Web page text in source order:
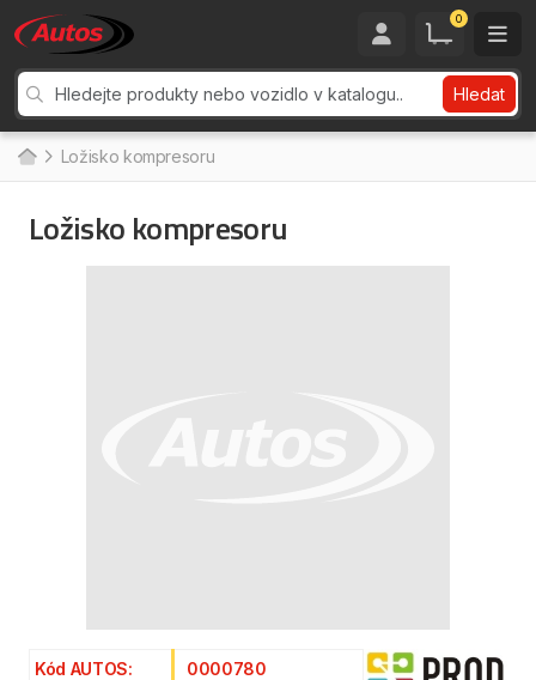
0
Hledat
Ložisko kompresoru
Ložisko kompresoru
Kód AUTOS:
0000780